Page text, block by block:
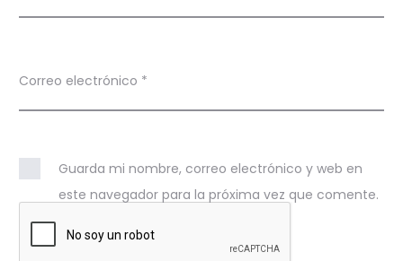
Correo electrónico *
Guarda mi nombre, correo electrónico y web en
este navegador para la próxima vez que comente.